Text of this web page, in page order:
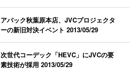
アバック秋葉原本店、JVCプロジェクタ
ーの新旧対決イベント2013/05/29
次世代コーデック「HEVC」にJVCの要
素技術が採用2013/05/29